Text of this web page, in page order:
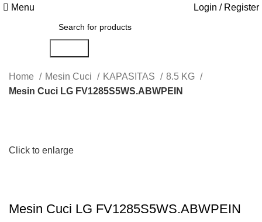
Menu Login / Register
Home Mesin Cuci KAPASITAS
8.5 KG
Mesin Cuci LG FV1285S5WS.ABWPEIN
Click to enlarge
Mesin Cuci LG FV1285S5WS.ABWPEIN